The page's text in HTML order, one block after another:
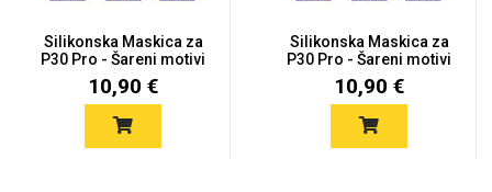
Silikonska Maskica za
P30 Pro - Šareni motivi
10,90 €
Silikonska Maskica za
P30 Pro - Šareni motivi
10,90 €